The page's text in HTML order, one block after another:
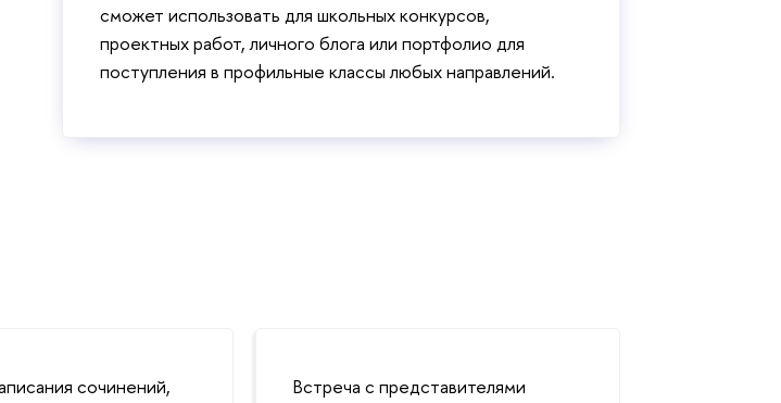
сможет использовать для школьных конкурсов,
проектных работ, личного блога или портфолио для
поступления в профильные классы любых направлений.
сочинений,
Встреча с представителями